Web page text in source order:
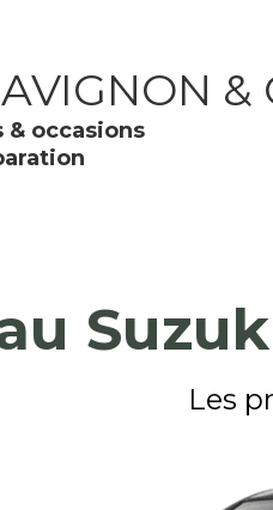
&
& occasions
Les